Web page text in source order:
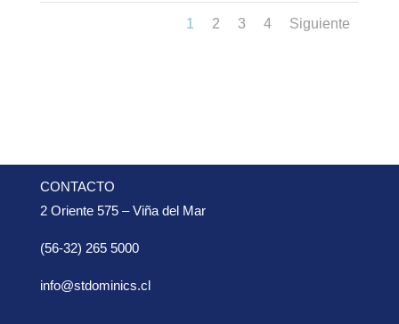
1 2 3 4 Siguiente
CONTACTO
2 Oriente 575 – Viña del Mar
(56-32) 265 5000
info@stdominics.cl